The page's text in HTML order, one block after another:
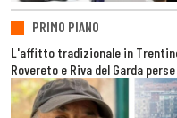
PRIMO PIANO
L'affitto tradizionale in
Rovereto e Riva del Garda